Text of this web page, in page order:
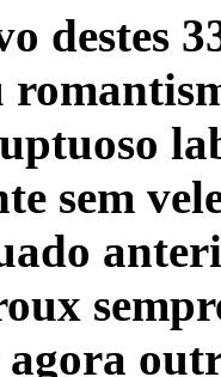
destes
sem
agora